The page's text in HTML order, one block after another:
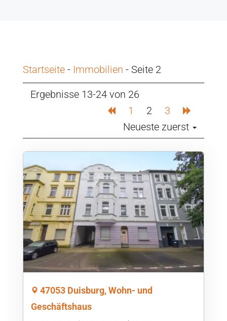
Startseite- Immobilien - Seite 2
Ergebnisse 13-24 von 26
1
2
3
Neueste zuerst
47053 Duisburg, Wohn- und
Geschäftshaus